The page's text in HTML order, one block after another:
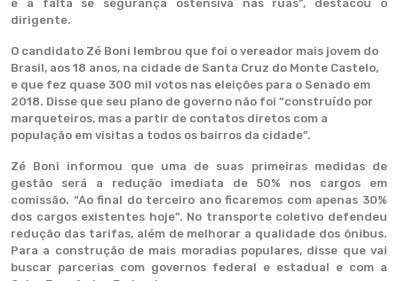
e a falta se segurança ostensiva nas ruas”, destacou o
dirigente.
O candidato Zé Boni lembrou que foi o vereador mais jovem do
Brasil, aos 18 anos, na cidade de Santa Cruz do Monte Castelo,
e que fez quase 300 mil votos nas eleições para o Senado em
2018. Disse que seu plano de governo não foi “construído por
marqueteiros, mas a partir de contatos diretos com a
população em visitas a todos os bairros da cidade”.
Zé Boni informou que uma de suas primeiras medidas de
gestão será a redução imediata de 50% nos cargos em
comissão. “Ao final do terceiro ano ficaremos com apenas 30%
dos cargos existentes hoje”. No transporte coletivo defendeu
redução das tarifas, além de melhorar a qualidade dos ônibus.
Para a construção de mais moradias populares, disse que vai
buscar parcerias com governos federal e estadual e com a